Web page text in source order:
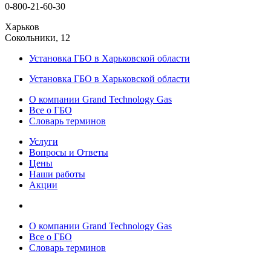
0-800-21-60-30
Харьков
Сокольники, 12
Установка ГБО в Харьковской области
Установка ГБО в Харьковской области
О компании Grand Technology Gas
Все о ГБО
Словарь терминов
Услуги
Вопросы и Ответы
Цены
Наши работы
Акции
О компании Grand Technology Gas
Все о ГБО
Словарь терминов